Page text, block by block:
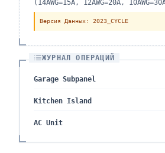
(14AWG=15A, 12AWG=20A,
Версия Данных: 2023_CYCLE
ЖУРНАЛ ОПЕРАЦИЙ
Garage Subpanel
Kitchen Island
AC Unit